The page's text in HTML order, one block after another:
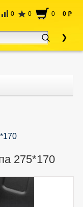
0 0 0 0 руб
275*170